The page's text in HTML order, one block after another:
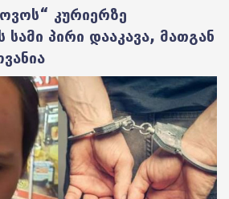
კურიერზე
პირი დააკავა, მათგან